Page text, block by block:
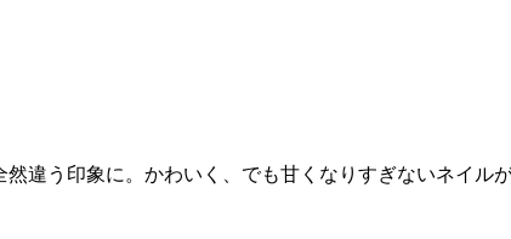
違う印象に。かわいく、でも甘くなりすぎないネイル